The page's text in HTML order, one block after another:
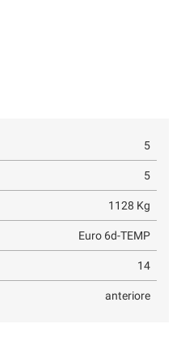
5
5
1128 Kg
Euro 6d-TEMP
14
anteriore